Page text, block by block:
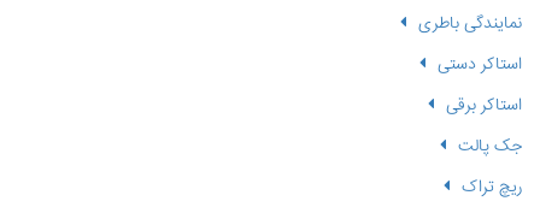
نمایندگی باطری
استاکر دستی
استاکر برقی
جک پالت
ریچ تراک